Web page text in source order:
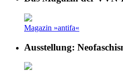
Magazin »antifa«
Ausstellung: